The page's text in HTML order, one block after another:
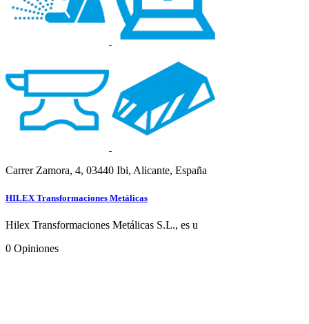
Carrer Zamora, 4, 03440 Ibi, Alicante, España
HILEX Transformaciones Metálicas
Hilex Transformaciones Metálicas S.L., es u
0 Opiniones